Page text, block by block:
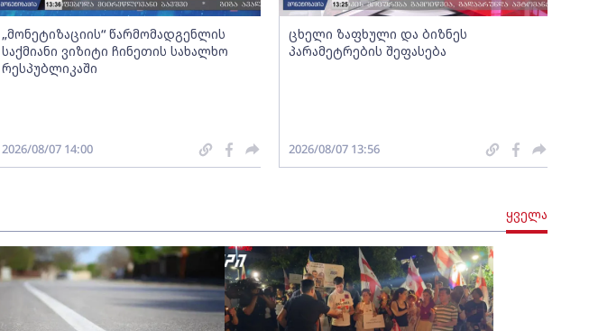
„მონეტიზაციის“ წარმომადგენლის
საქმიანი ვიზიტი ჩინეთის სახალხო
რესპუბლიკაში
2026/08/07 14:00
ცხელი ზაფხული და ბიზნეს
პარამეტრების შეფასება
2026/08/07 13:56
ყველა